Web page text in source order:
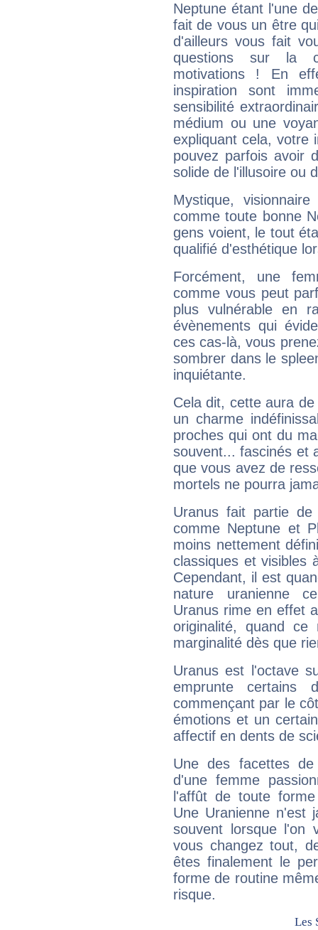
Neptune étant l'une
fait de vous un être
d'ailleurs vous fait
questions sur la
motivations ! En
inspiration sont
sensibilité
médium ou une
expliquant cela, votre
pouvez parfois avoir
solide de l'illusoire ou
Mystique,
comme toute bonne
gens voient, le tout
qualifié d'esthétique
Forcément, une
comme vous peut
plus vulnérable en
évènements qui
ces cas-là, vous
sombrer dans le
inquiétante.
Cela dit, cette aura
un charme
proches qui ont du
souvent... fascinés et
que vous avez de
mortels ne pourra
Uranus fait partie
comme Neptune et
moins nettement
classiques et visibles
Cependant, il est
nature uranienne
Uranus rime en effet
originalité, quand ce
marginalité dès que
Uranus est l'octave
emprunte
commençant par le
émotions et un
affectif en dents de
Une des facettes
d'une femme
l'affût de toute
Une Uranienne n'est
souvent lorsque l'on
vous changez tout,
êtes finalement le
forme de routine
risque.